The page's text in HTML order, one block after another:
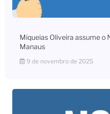
Miqueias Oliveira assume o
Manaus
9 de novembro de 2025